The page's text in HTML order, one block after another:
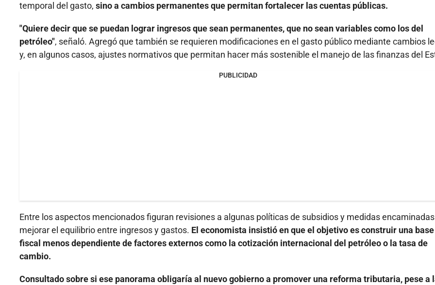
temporal del gasto, sino a cambios permanentes que permitan fortalecer las cuentas públicas.
"Quiere decir que se puedan lograr ingresos que sean permanentes, que no sean variables como los del
petróleo", señaló. Agregó que también se requieren modificaciones en el gasto público mediante cambios
y, en algunos casos, ajustes normativos que permitan hacer más sostenible el manejo de las finanzas del
PUBLICIDAD
Entre los aspectos mencionados figuran revisiones a algunas políticas de subsidios y medidas
mejorar el equilibrio entre ingresos y gastos. El economista insistió en que el objetivo es construir una base
fiscal menos dependiente de factores externos como la cotización internacional del petróleo o la tasa de
cambio.
Consultado sobre si ese panorama obligaría al nuevo gobierno a promover una reforma tributaria, pese a